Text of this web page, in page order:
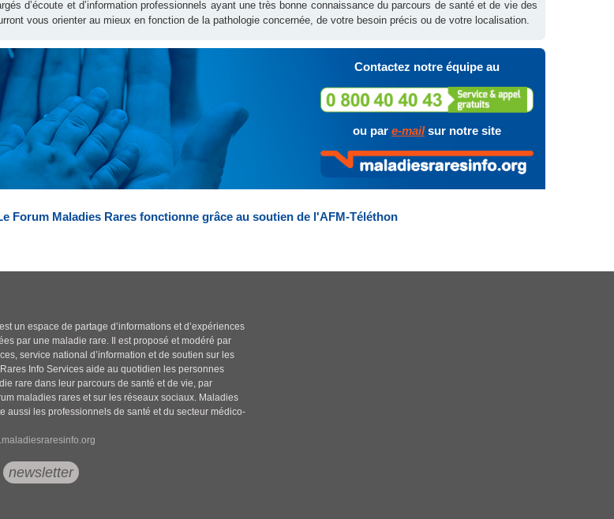
d’écoute et d’information professionnels ayant une très bonne connaissance du parcours de santé et de vie des
vous orienter au mieux en fonction de la pathologie concernée, de votre besoin précis ou de votre localisation.
Contactez notre équipe au
ou par e-mailsur notre site
Forum Maladies Rares fonctionne grâce au soutien de l'AFM-Téléthon
un espace de partage d’informations et d’expériences
par une maladie rare. Il est proposé et modéré par
service national d’information et de soutien sur les
Info Services aide au quotidien les personnes
rare dans leur parcours de santé et de vie, par
maladies rares et sur les réseaux sociaux. Maladies
aussi les professionnels de santé et du secteur médico-
newsletter